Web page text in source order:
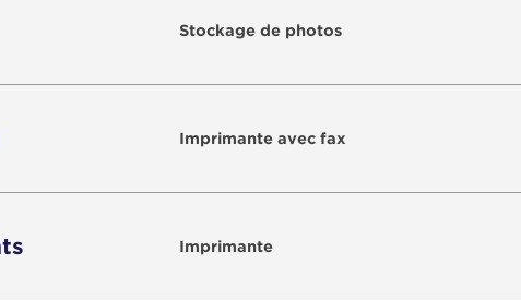
Stockage de photos
Imprimante avec fax
Imprimante